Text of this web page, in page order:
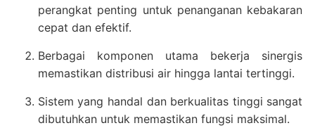
perangkat penting untuk penanganan kebakaran
cepat dan efektif.
Berbagai komponen utama bekerja sinergis
memastikan distribusi air hingga lantai tertinggi.
Sistem yang handal dan berkualitas tinggi sangat
dibutuhkan untuk memastikan fungsi maksimal.